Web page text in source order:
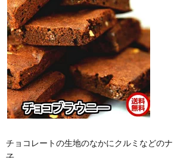
チョコレートの生地のなかにクルミなどの